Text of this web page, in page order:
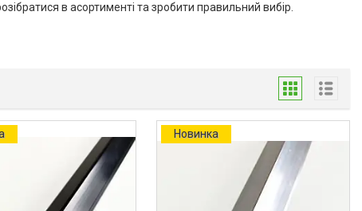
в асортименті та зробити правильний вибір.
Новинка